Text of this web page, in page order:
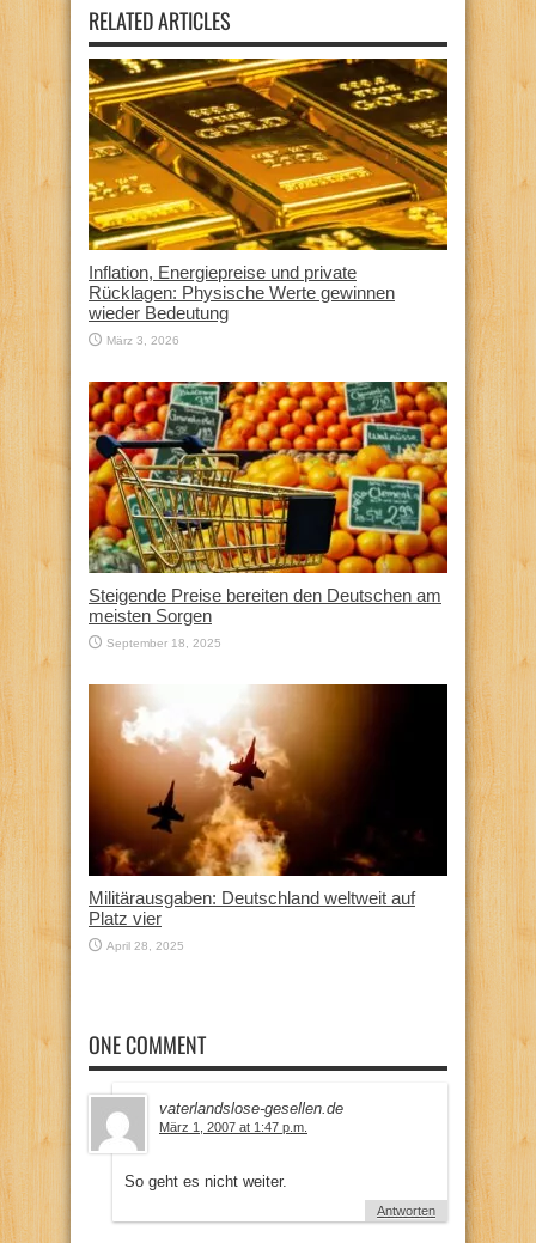
RELATED ARTICLES
Inflation, Energiepreise und private
Rücklagen: Physische Werte gewinnen
wieder Bedeutung
März 3, 2026
Steigende Preise bereiten den Deutschen am
meisten Sorgen
September 18, 2025
Militärausgaben: Deutschland weltweit auf
Platz vier
April 28, 2025
ONE COMMENT
vaterlandslose-gesellen.de
März 1, 2007 at 1:47 p.m.
So geht es nicht weiter.
Antworten